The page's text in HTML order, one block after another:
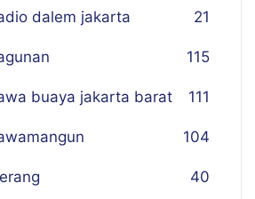
dalem jakarta 21
115
buaya jakarta barat 111
104
40